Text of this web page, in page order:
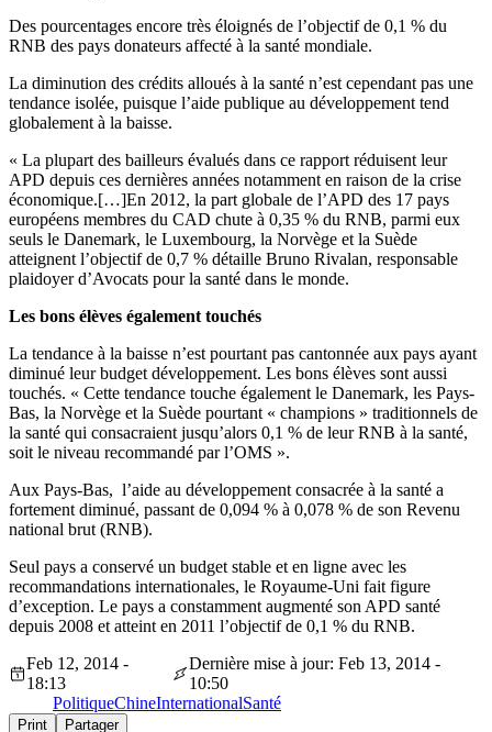
Des pourcentages encore très éloignés de l’objectif de 0,1 % du
RNB des pays donateurs affecté à la santé mondiale.
La diminution des crédits alloués à la santé n’est cependant pas une
tendance isolée, puisque l’aide publique au développement tend
globalement à la baisse.
« La plupart des bailleurs évalués dans ce rapport réduisent leur
APD depuis ces dernières années notamment en raison de la crise
économique.[…]En 2012, la part globale de l’APD des 17 pays
européens membres du CAD chute à 0,35 % du RNB, parmi eux
seuls le Danemark, le Luxembourg, la Norvège et la Suède
atteignent l’objectif de 0,7 % détaille Bruno Rivalan, responsable
plaidoyer d’Avocats pour la santé dans le monde.
Les bons élèves également touchés
La tendance à la baisse n’est pourtant pas cantonnée aux pays ayant
diminué leur budget développement. Les bons élèves sont aussi
touchés. « Cette tendance touche également le Danemark, les Pays-
Bas, la Norvège et la Suède pourtant « champions » traditionnels de
la santé qui consacraient jusqu’alors 0,1 % de leur RNB à la santé,
soit le niveau recommandé par l’OMS ».
Aux Pays-Bas, l’aide au développement consacrée à la santé a
fortement diminué, passant de 0,094 % à 0,078 % de son Revenu
national brut (RNB).
Seul pays a conservé un budget stable et en ligne avec les
recommandations internationales, le Royaume-Uni fait figure
d’exception. Le pays a constamment augmenté son APD santé
depuis 2008 et atteint en 2011 l’objectif de 0,1 % du RNB.
Feb 12, 2014 -
18:13
Dernière mise à jour: Feb 13, 2014 -
10:50
PolitiqueChineInternationalSanté
Print Partager